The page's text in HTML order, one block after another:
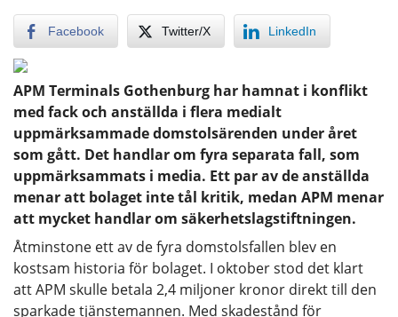
Facebook Twitter/X LinkedIn
APM Terminals Gothenburg har hamnat i konflikt
med fack och anställda i flera medialt
uppmärksammade domstolsärenden under året
som gått. Det handlar om fyra separata fall, som
uppmärksammats i media. Ett par av de anställda
menar att bolaget inte tål kritik, medan APM menar
att mycket handlar om säkerhetslagstiftningen.
Åtminstone ett av de fyra domstolsfallen blev en
kostsam historia för bolaget. I oktober stod det klart
att APM skulle betala 2,4 miljoner kronor direkt till den
sparkade tjänstemannen. Med skadestånd för